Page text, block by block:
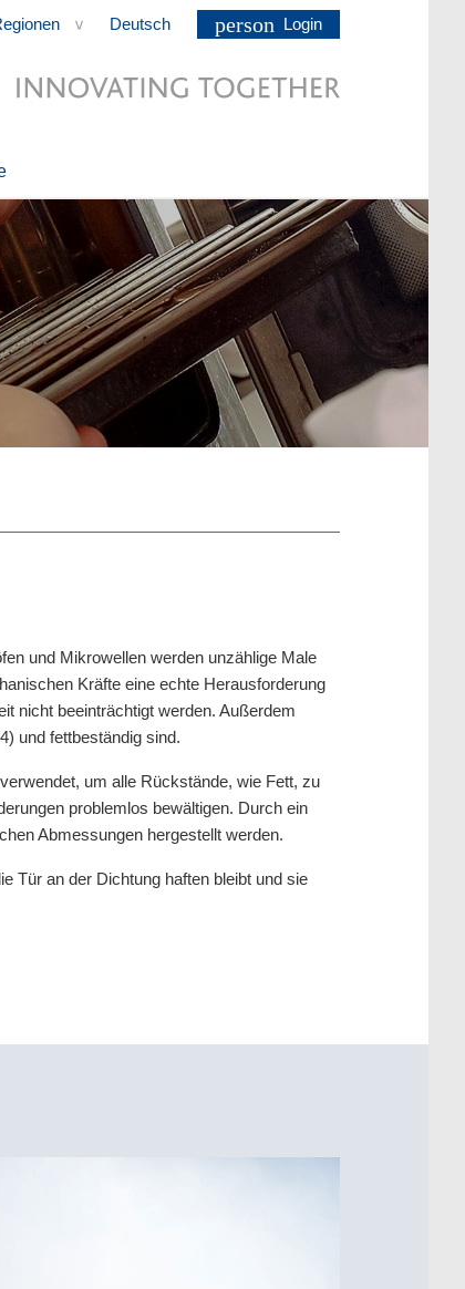
> Deutsch person Login
und Mikrowellen werden unzählige Male
Kräfte eine echte Herausforderung
nicht beeinträchtigt werden. Außerdem
und fettbeständig sind.
um alle Rückstände, wie Fett, zu
problemlos bewältigen. Durch ein
Abmessungen hergestellt werden.
Tür an der Dichtung haften bleibt und sie